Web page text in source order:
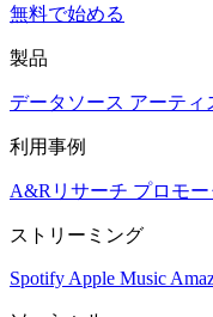
無料で始める
製品
データソース アーティ
利用事例
A&Rリサーチ プロモー
ストリーミング
Spotify Apple Music